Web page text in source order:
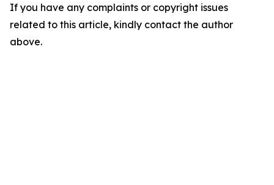
If you have any complaints or copyright issues
related to this article, kindly contact the author
above.